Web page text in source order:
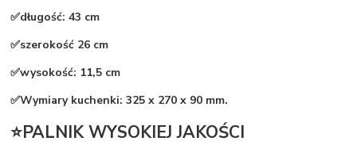
✅długość: 43 cm
✅szerokość 26 cm
✅wysokość: 11,5 cm
✅Wymiary kuchenki: 325 x 270 x 90 mm.
⭐PALNIK WYSOKIEJ JAKOŚCI